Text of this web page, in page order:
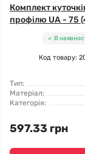
Комплект
профілю UA - 75
В
Код товару:
Тип:
Матеріал:
Категорія:
597.33 грн